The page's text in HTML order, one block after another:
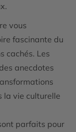
vous
fascinante du
cachés. Les
anecdotes
la vie culturelle
parfaits pour